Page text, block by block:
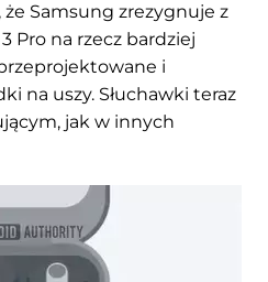
że Samsung zrezygnuje z
Pro na rzecz bardziej
i
na uszy. Słuchawki teraz
jak w innych